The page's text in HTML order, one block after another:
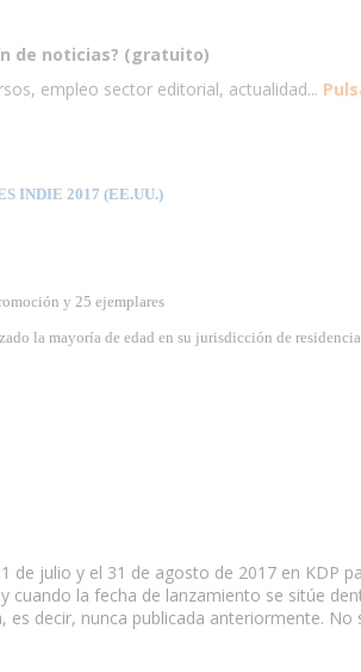
de noticias? (gratuito)
empleo sector editorial, actualidad...
INDIE 2017 (EE.UU.)
y 25 ejemplares
la mayoría de edad en su jurisdicción de residencia
de julio y el 31 de agosto de 2017 en KDP
cuando la fecha de lanzamiento se sitúe
es decir, nunca publicada anteriormente.